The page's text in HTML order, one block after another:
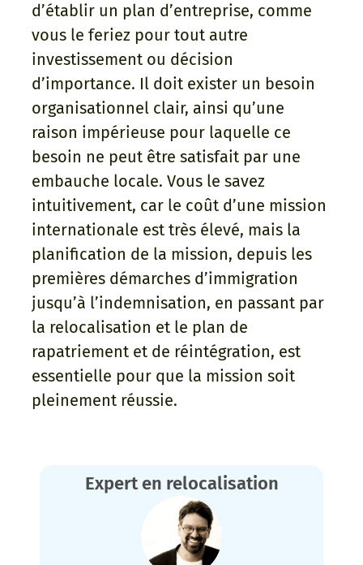
d’établir un plan d’entreprise, comme
vous le feriez pour tout autre
investissement ou décision
d’importance. Il doit exister un besoin
organisationnel clair, ainsi qu’une
raison impérieuse pour laquelle ce
besoin ne peut être satisfait par une
embauche locale. Vous le savez
intuitivement, car le coût d’une mission
internationale est très élevé, mais la
planification de la mission, depuis les
premières démarches d’immigration
jusqu’à l’indemnisation, en passant par
la relocalisation et le plan de
rapatriement et de réintégration, est
essentielle pour que la mission soit
pleinement réussie.
Expert en relocalisation